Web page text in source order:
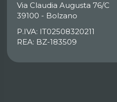
Via Claudia Augusta 76/C
39100 - Bolzano
P.IVA: IT02508320211
REA: BZ-183509